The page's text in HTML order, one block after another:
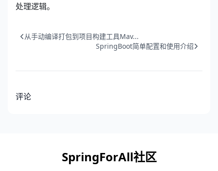
处理逻辑。
从手动编译打包到项目构建工具Mav...
SpringBoot简单配置和使用介绍
评论
SpringForAll社区